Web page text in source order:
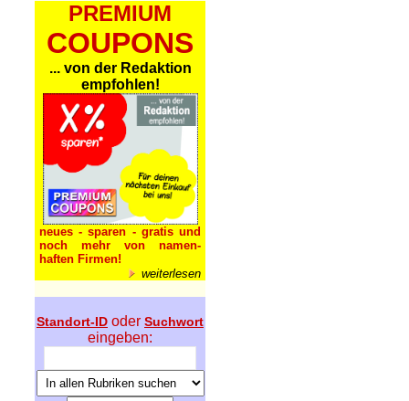
PREMIUM
COUPONS
... von der Redaktion
empfohlen!
neues - sparen - gratis und
noch mehr von namen-
haften Firmen!
weiterlesen
Standort-ID oder Suchwort
eingeben: